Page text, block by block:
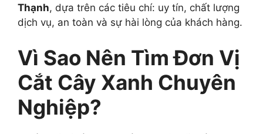
Thạnh, dựa trên các tiêu chí: uy tín, chất lượng
dịch vụ, an toàn và sự hài lòng của khách hàng.
Vì Sao Nên Tìm Đơn Vị
Cắt Cây Xanh Chuyên
Nghiệp?